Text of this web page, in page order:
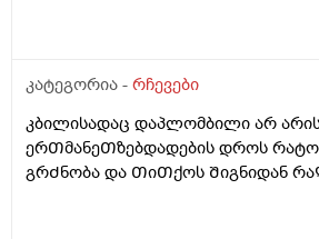
კატეგორია - რჩევები
კბილისადაც დაპლომბილი არ
ერᲗმანეᲗზებდადების დროს
გრᲫნობა და ᲗიᲗქოს Შიგნიდან